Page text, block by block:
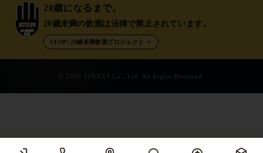
STOP!
20歳未満
飲酒
20歳になるまで。
20歳未満の飲酒は法律で禁止されています。
STOP! 20歳未満飲酒プロジェクト ＞
© 2026 LINXAS Co., Ltd. All Rights Reserved.